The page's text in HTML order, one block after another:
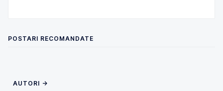
POSTARI RECOMANDATE
AUTORI →